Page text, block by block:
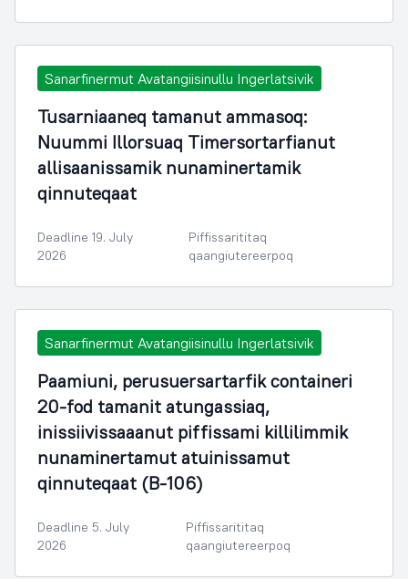
Sanarfinermut Avatangiisinullu Ingerlatsivik
Tusarniaaneq tamanut ammasoq:
Nuummi Illorsuaq Timersortarfianut
allisaanissamik nunaminertamik
qinnuteqaat
Deadline 19. July
2026
Piffissarititaq
qaangiutereerpoq
Sanarfinermut Avatangiisinullu Ingerlatsivik
Paamiuni, perusuersartarfik containeri
20-fod tamanit atungassiaq,
inissiivissaaanut piffissami killilimmik
nunaminertamut atuinissamut
qinnuteqaat (B-106)
Deadline 5. July
2026
Piffissarititaq
qaangiutereerpoq